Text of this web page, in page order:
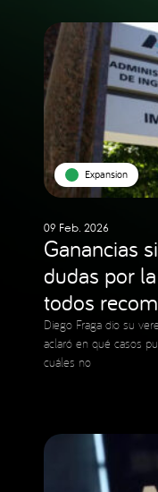
Expansion
09 Feb. 2026
Ganancias
dudas por
todos
Diego Fraga dio su
aclaró en qué casos
cuáles no